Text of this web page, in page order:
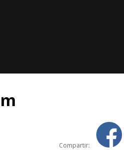
Compartir: